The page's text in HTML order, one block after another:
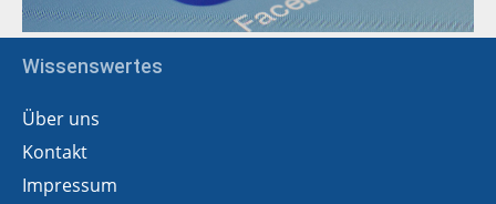
Wissenswertes
Über uns
Kontakt
Impressum